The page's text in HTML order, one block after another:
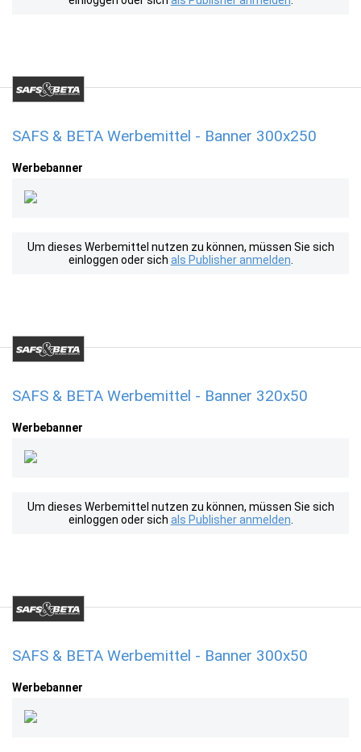
SAFS & BETA Werbemittel - Banner 300x250
Werbebanner
Um dieses Werbemittel nutzen zu können, müssen Sie sich
einloggen oder sich als Publisher anmelden
SAFS & BETA Werbemittel - Banner 320x50
Werbebanner
Um dieses Werbemittel nutzen zu können, müssen Sie sich
einloggen oder sich als Publisher anmelden
SAFS & BETA Werbemittel - Banner 300x50
Werbebanner